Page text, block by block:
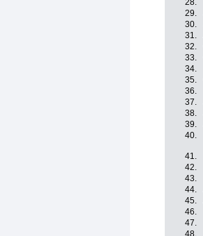
28.
29.
30.
31.
32.
33.
34.
35.
36.
37.
38.
39.
40.
41.
42.
43.
44.
45.
46.
47.
48.